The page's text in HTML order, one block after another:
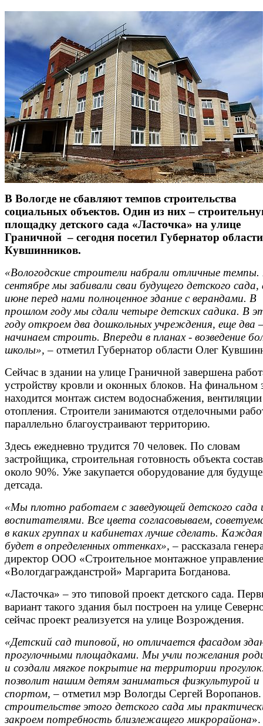
В Вологде не сбавляют темпов строительства
социальных объектов. Один из них –
площадку детского сада «Ласточка» на улице
Граничной – сегодня посетил Губернатор
Кувшинников.
«Вологодские строители набрали отличные темпы.
сентябре мы забивали сваи будущего детского
июне перед нами полноценное здание с верандами. В
прошлом году мы сдали четыре детских садика. В
году откроем два дошкольных учреждения, еще два
начинаем строить. Впереди в планах - возведение
школы», – отметил Губернатор области Олег
Сейчас в здании на улице Граничной завершена
устройству кровли и оконных блоков. На финальном
находится монтаж систем водоснабжения,
отопления. Строители занимаются отделочными
параллельно благоустраивают территорию.
Здесь ежедневно трудится 70 человек. По словам
застройщика, строительная готовность объекта
около 90%. Уже закупается оборудование для
детсада.
«Мы плотно работаем с заведующей детского сада
воспитателями. Все цвета согласовываем,
в каких группах и кабинетах лучше сделать.
будет в определенных оттенках», – рассказала
директор ООО «Строительное монтажное управление
«Вологдагражданстрой» Маргарита Богданова.
«Ласточка» – это типовой проект детского сада.
вариант такого здания был построен на улице
сейчас проект реализуется на улице Возрождения.
«Детский сад типовой, но отличается фасадом
прогулочными площадками. Мы учли пожелания
и создали мягкое покрытие на территории
позволит нашим детям заниматься физкультурой и
спортом, – отметил мэр Вологды Сергей
строительстве этого детского сада мы
закроем потребность близлежащего микрорайона».